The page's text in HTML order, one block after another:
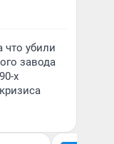
что убили
завода
х